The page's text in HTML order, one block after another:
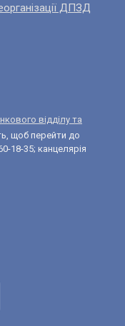
ДПЗД
відділу та
щоб перейти до
18-35; канцелярія